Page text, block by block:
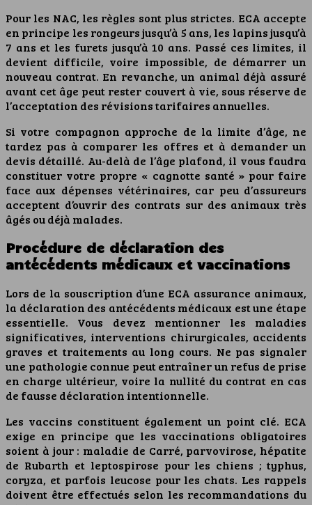
Pour les NAC, les règles sont plus strictes. ECA accepte
en principe les rongeurs jusqu’à 5 ans, les lapins jusqu’à
7 ans et les furets jusqu’à 10 ans. Passé ces limites, il
devient difficile, voire impossible, de démarrer un
nouveau contrat. En revanche, un animal déjà assuré
avant cet âge peut rester couvert à vie, sous réserve de
l’acceptation des révisions tarifaires annuelles.
Si votre compagnon approche de la limite d’âge, ne
tardez pas à comparer les offres et à demander un
devis détaillé. Au-delà de l’âge plafond, il vous faudra
constituer votre propre « cagnotte santé » pour faire
face aux dépenses vétérinaires, car peu d’assureurs
acceptent d’ouvrir des contrats sur des animaux très
âgés ou déjà malades.
Procédure de déclaration des
antécédents médicaux et vaccinations
Lors de la souscription d’une ECA assurance animaux,
la déclaration des antécédents médicaux est une étape
essentielle. Vous devez mentionner les maladies
significatives, interventions chirurgicales, accidents
graves et traitements au long cours. Ne pas signaler
une pathologie connue peut entraîner un refus de prise
en charge ultérieur, voire la nullité du contrat en cas
de fausse déclaration intentionnelle.
Les vaccins constituent également un point clé. ECA
exige en principe que les vaccinations obligatoires
soient à jour : maladie de Carré, parvovirose, hépatite
de Rubarth et leptospirose pour les chiens ; typhus,
coryza, et parfois leucose pour les chats. Les rappels
doivent être effectués selon les recommandations du